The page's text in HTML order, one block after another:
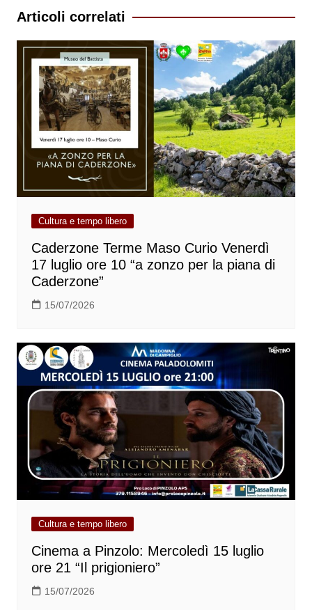
Articoli correlati
Cultura e tempo libero
Caderzone Terme Maso Curio Venerdì
17 luglio ore 10 “a zonzo per la piana di
Caderzone”
15/07/2026
Cultura e tempo libero
Cinema a Pinzolo: Mercoledì 15 luglio
ore 21 “Il prigioniero”
15/07/2026